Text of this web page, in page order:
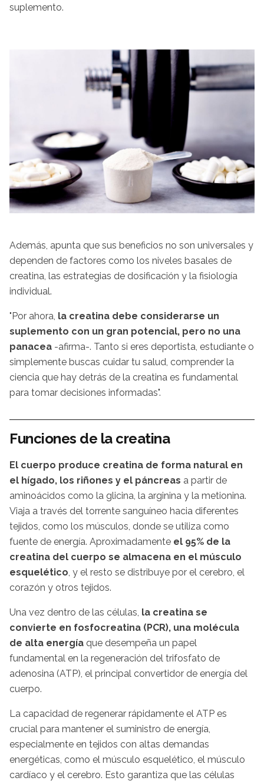
suplemento.
Además, apunta que sus beneficios no son universales y
dependen de factores como los niveles basales de
creatina, las estrategias de dosificación y la fisiología
individual.
"Por ahora, la creatina debe considerarse un
suplemento con un gran potencial, pero no una
panacea -afirma-. Tanto si eres deportista, estudiante o
simplemente buscas cuidar tu salud, comprender la
ciencia que hay detrás de la creatina es fundamental
para tomar decisiones informadas".
Funciones de la creatina
El cuerpo produce creatina de forma natural en
el hígado, los riñones y el páncreas a partir de
aminoácidos como la glicina, la arginina y la metionina.
Viaja a través del torrente sanguíneo hacia diferentes
tejidos, como los músculos, donde se utiliza como
fuente de energía. Aproximadamente el 95% de la
creatina del cuerpo se almacena en el músculo
esquelético, y el resto se distribuye por el cerebro, el
corazón y otros tejidos.
Una vez dentro de las células, la creatina se
convierte en fosfocreatina (PCR), una molécula
de alta energía que desempeña un papel
fundamental en la regeneración del trifosfato de
adenosina (ATP), el principal convertidor de energía del
cuerpo.
La capacidad de regenerar rápidamente el ATP es
crucial para mantener el suministro de energía,
especialmente en tejidos con altas demandas
energéticas, como el músculo esquelético, el músculo
cardíaco y el cerebro. Esto garantiza que las células